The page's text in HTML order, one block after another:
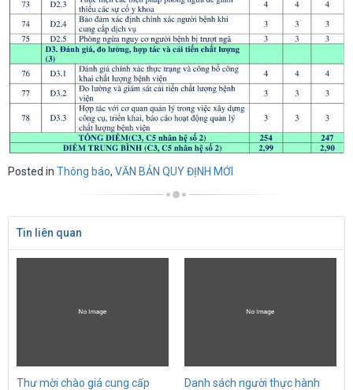
Posted in Thông báo, VĂN BẢN QUY ĐỊNH MỚI
Tin liên quan
Thư mời chào giá cung cấp Danh sách người thực hành